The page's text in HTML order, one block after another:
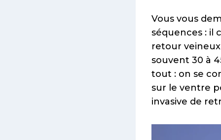
Vous vous
séquences : il
retour
souvent 30 à
tout : on se
sur le ventre
invasive de